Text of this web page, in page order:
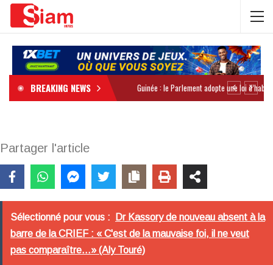
BREAKING NEWS
Partager l'article
Sélectionné pour vous :
Dr Kassory de nouveau absent à la
barre de la CRIEF : « C'est de la mauvaise foi, il ne veut
pas comparaître...» (Aly Touré)